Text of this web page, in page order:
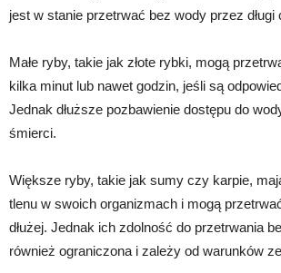
jest w stanie przetrwać bez wody przez długi
Małe ryby, takie jak złote rybki, mogą
kilka minut lub nawet godzin, jeśli są
Jednak dłuższe pozbawienie dostępu do
śmierci.
Większe ryby, takie jak sumy czy karpie,
tlenu w swoich organizmach i mogą
dłużej. Jednak ich zdolność do przetrwania
również ograniczona i zależy od warunków